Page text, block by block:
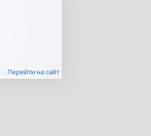
Перейти на сайт